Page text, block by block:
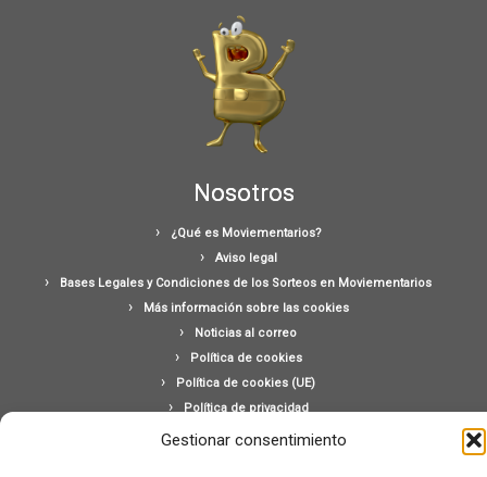
Gestionar consentimiento
Nosotros
¿Qué es Moviementarios?
Aviso legal
Bases Legales y Condiciones de los Sorteos en Moviementarios
Más información sobre las cookies
Noticias al correo
Política de cookies
Política de cookies (UE)
Política de privacidad
Ponte en contacto con nosotros